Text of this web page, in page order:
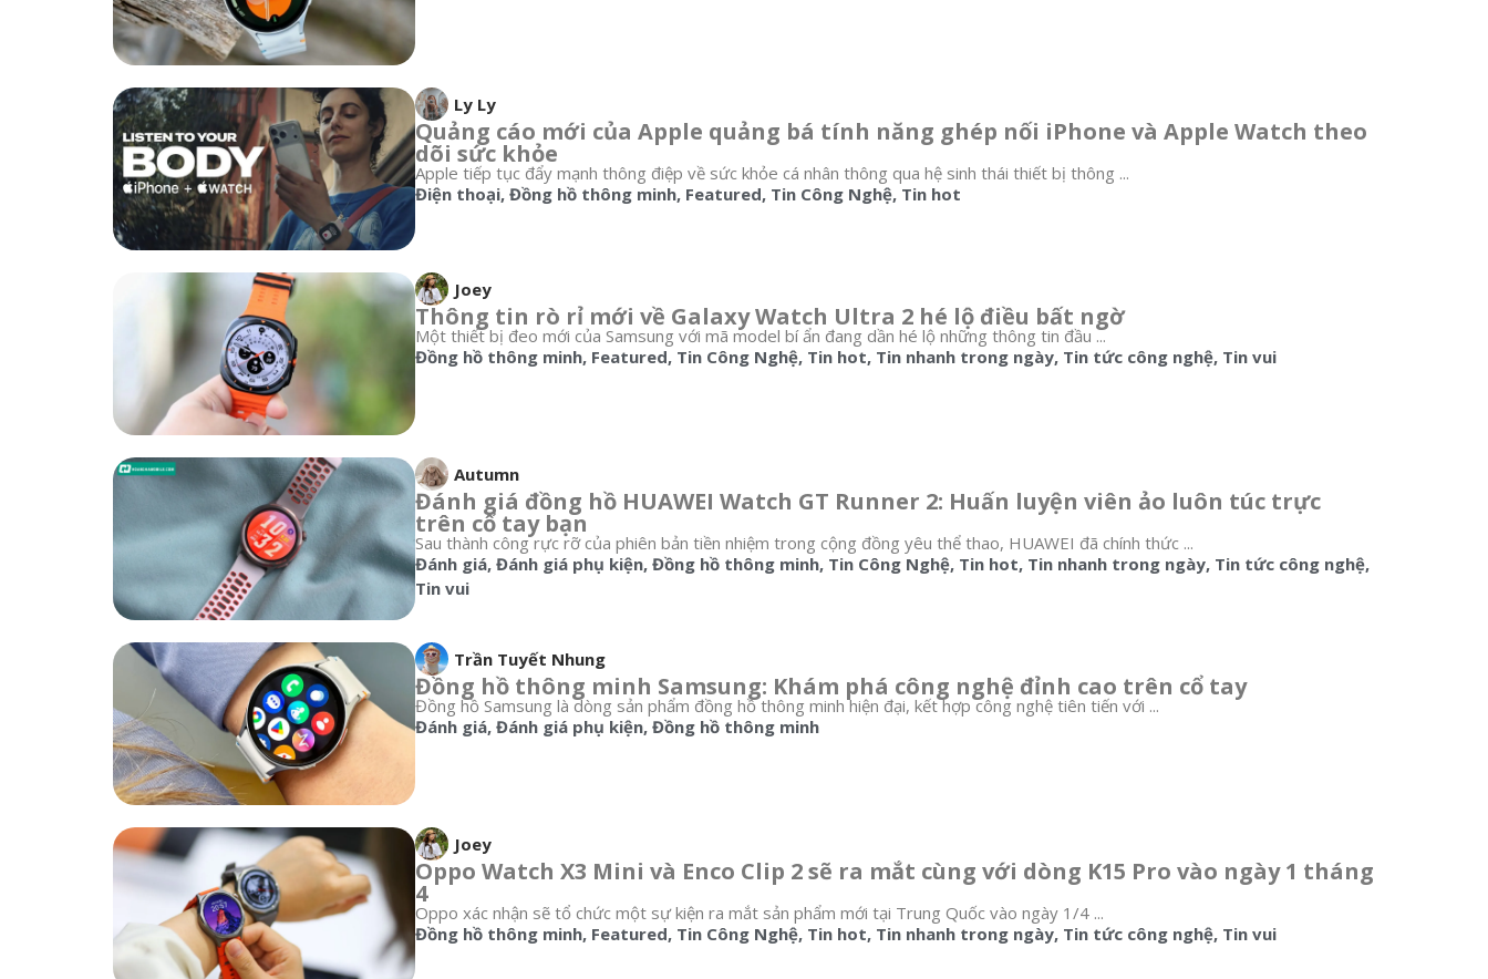
Ly Ly
Quảng cáo mới của Apple quảng bá tính năng ghép nối iPhone và Apple Watch theo
dõi sức khỏe
Apple tiếp tục đẩy mạnh thông điệp về sức khỏe cá nhân thông qua hệ sinh thái thiết bị thông ...
Điện thoại, Đồng hồ thông minh, Featured, Tin Công Nghệ, Tin hot
Joey
Thông tin rò rỉ mới về Galaxy Watch Ultra 2 hé lộ điều bất ngờ
Một thiết bị đeo mới của Samsung với mã model bí ẩn đang dần hé lộ những thông tin đầu ...
Đồng hồ thông minh, Featured, Tin Công Nghệ, Tin hot, Tin nhanh trong ngày, Tin tức công nghệ, Tin vui
Autumn
Đánh giá đồng hồ HUAWEI Watch GT Runner 2: Huấn luyện viên ảo luôn túc trực
trên cổ tay bạn
Sau thành công rực rỡ của phiên bản tiền nhiệm trong cộng đồng yêu thể thao, HUAWEI đã chính thức ...
Đánh giá, Đánh giá phụ kiện, Đồng hồ thông minh, Tin Công Nghệ, Tin hot, Tin nhanh trong ngày, Tin tức công nghệ,
Tin vui
Trần Tuyết Nhung
Đồng hồ thông minh Samsung: Khám phá công nghệ đỉnh cao trên cổ tay
Đồng hồ Samsung là dòng sản phẩm đồng hồ thông minh hiện đại, kết hợp công nghệ tiên tiến với ...
Đánh giá, Đánh giá phụ kiện, Đồng hồ thông minh
Joey
Oppo Watch X3 Mini và Enco Clip 2 sẽ ra mắt cùng với dòng K15 Pro vào ngày 1 tháng
4
Oppo xác nhận sẽ tổ chức một sự kiện ra mắt sản phẩm mới tại Trung Quốc vào ngày 1/4 ...
Đồng hồ thông minh, Featured, Tin Công Nghệ, Tin hot, Tin nhanh trong ngày, Tin tức công nghệ, Tin vui